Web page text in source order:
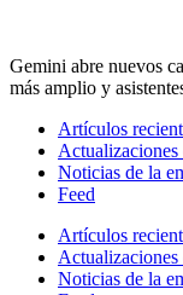
Gemini abre nuevos
más amplio y
Artículos
Noticias de la
Feed
Artículos
Noticias de la